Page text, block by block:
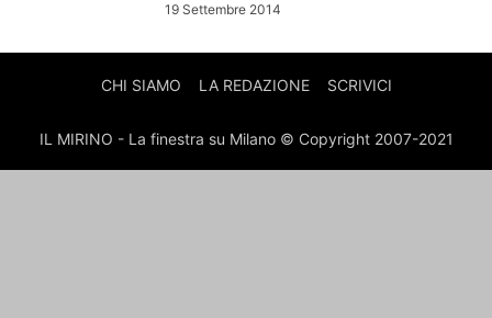
19 Settembre 2014
CHI SIAMO LA REDAZIONE SCRIVICI
IL MIRINO - La finestra su Milano © Copyright 2007-2021